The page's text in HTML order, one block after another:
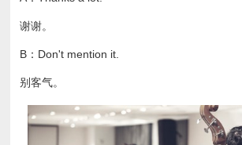
谢谢。
B：Don't mention it.
别客气。